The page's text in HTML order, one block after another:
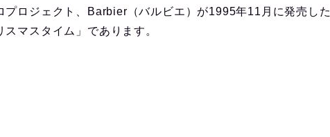
プロジェクト、Barbier（バルビエ）が1995年11月に発売した
マスタイム」であります。